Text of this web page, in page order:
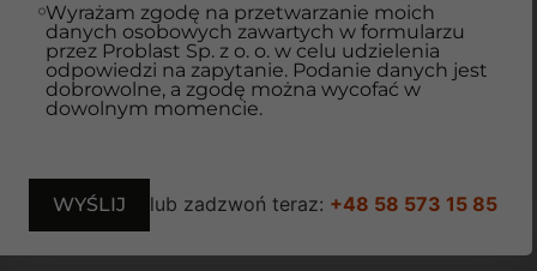
Wyrażam zgodę na przetwarzanie moich
danych osobowych zawartych w formularzu
przez Problast Sp. z o. o. w celu udzielenia
odpowiedzi na zapytanie. Podanie danych jest
dobrowolne, a zgodę można wycofać w
dowolnym momencie.
lub zadzwoń teraz: +48 58 573 15 85